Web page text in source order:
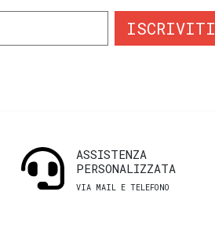
ISCRIVITI
ASSISTENZA
PERSONALIZZATA
VIA MAIL E TELEFONO